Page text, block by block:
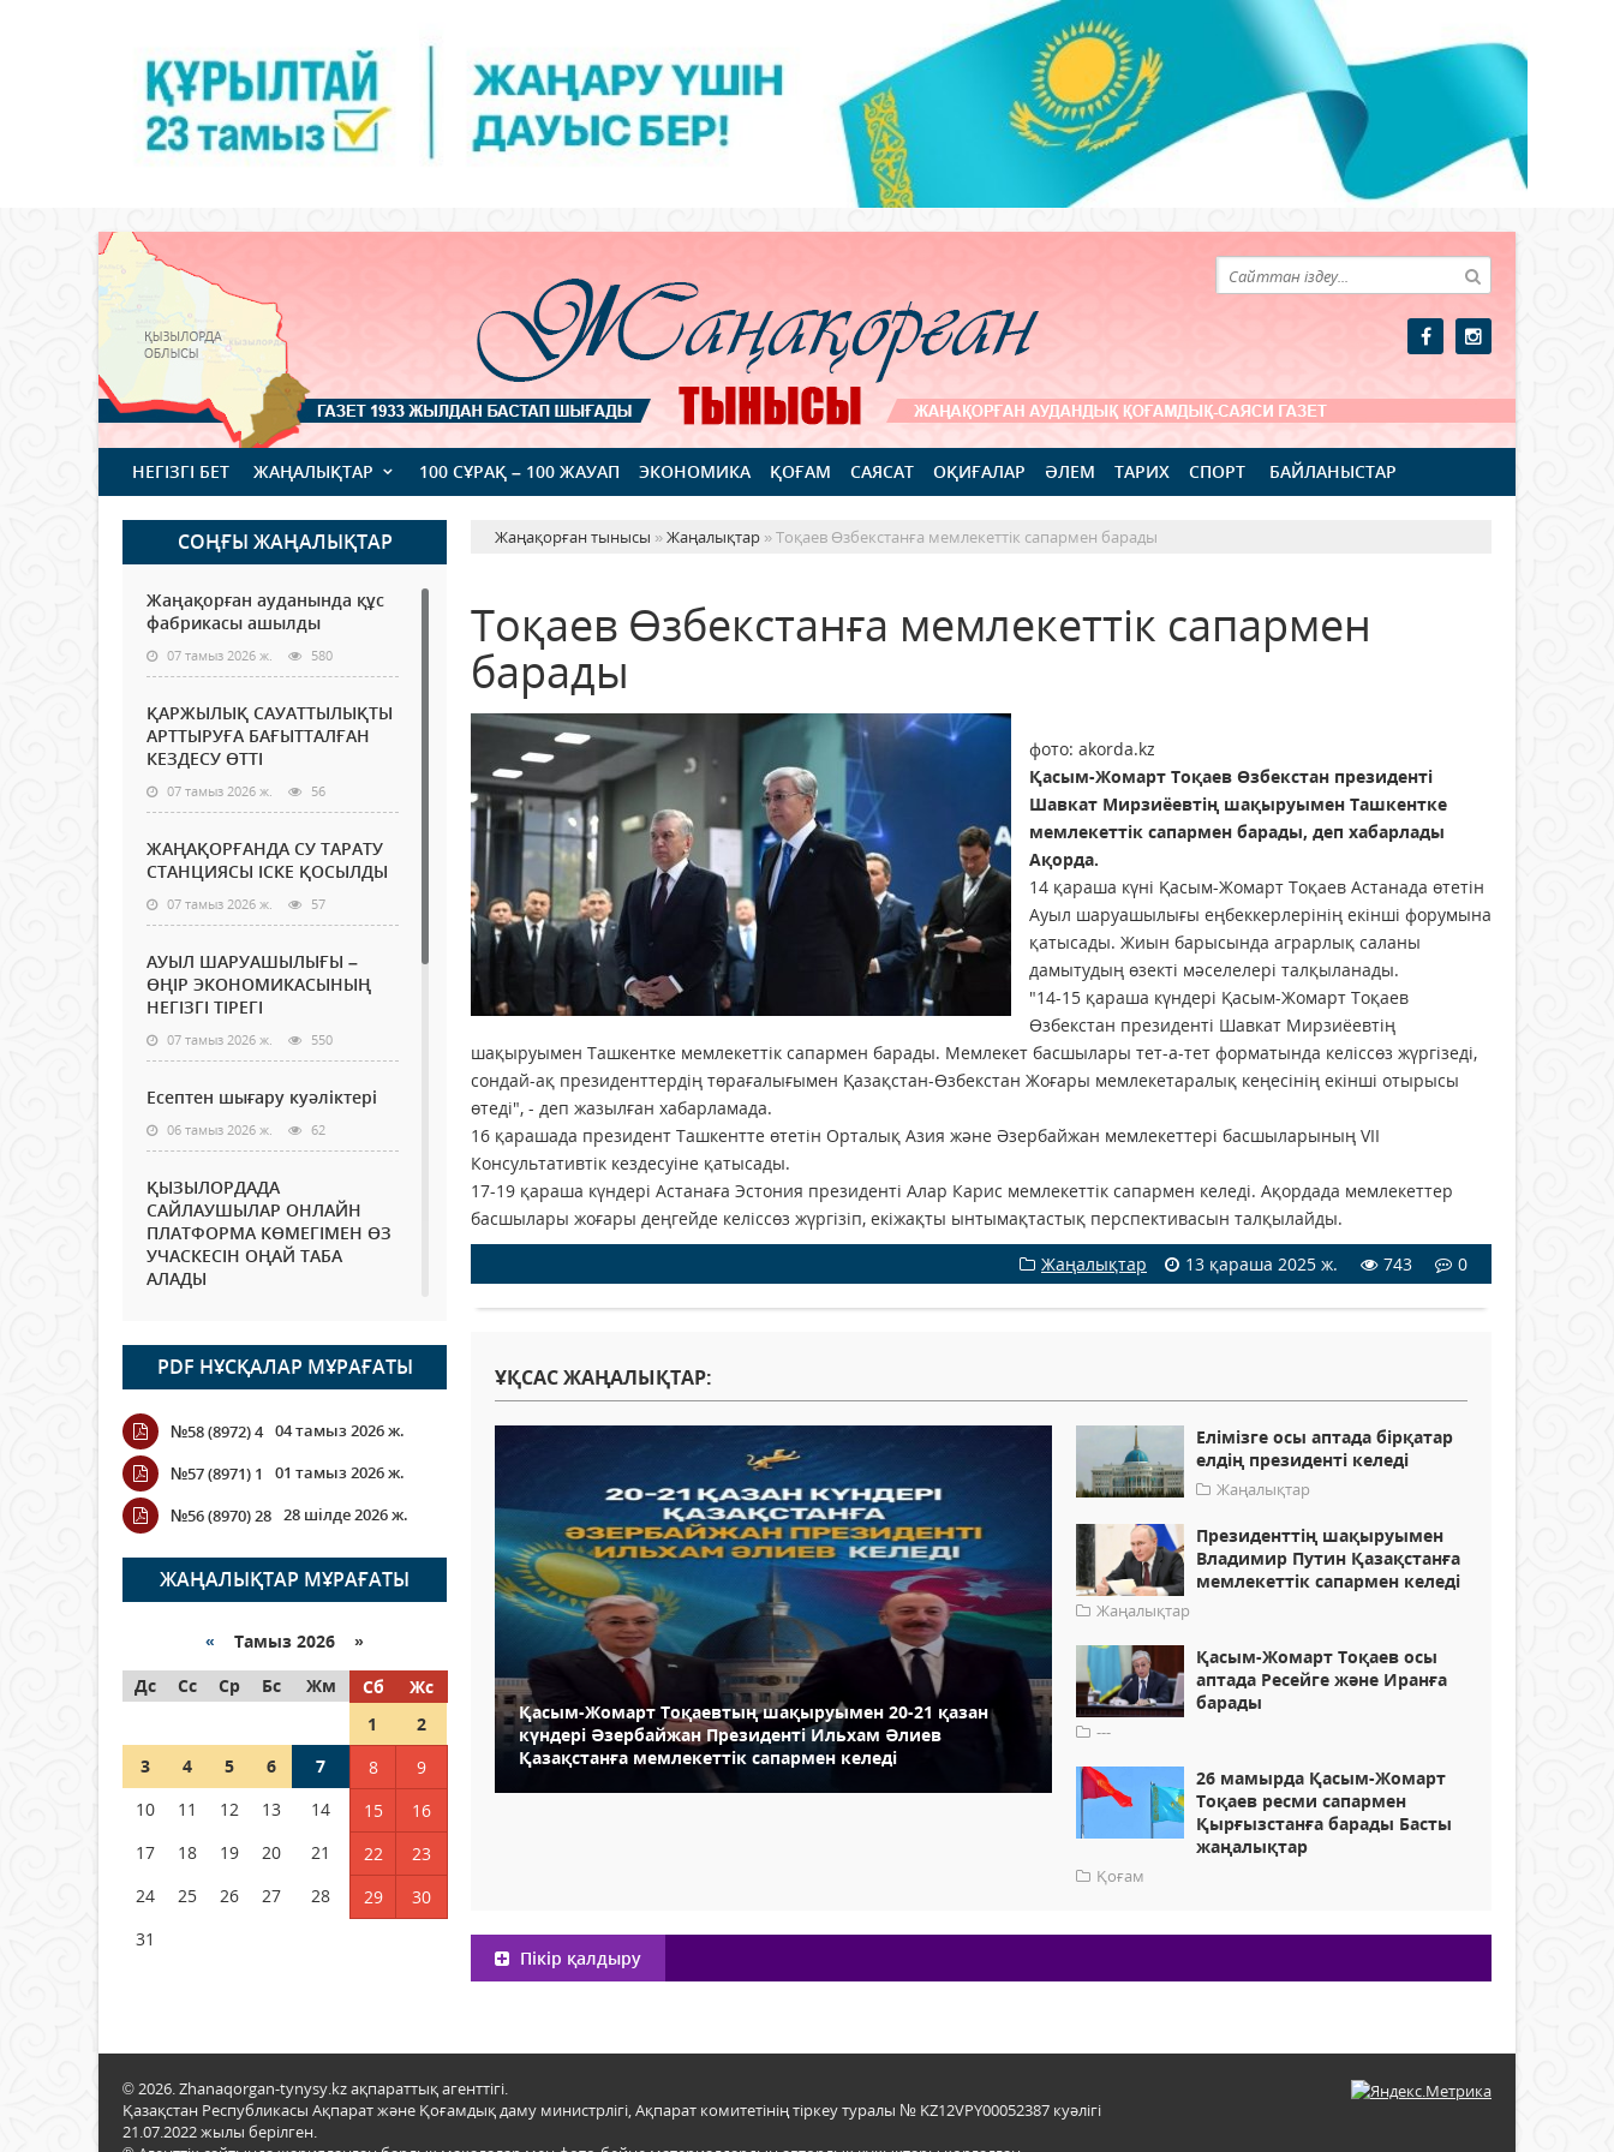
НЕГІЗГІ БЕТ ЖАҢАЛЫҚТАР 100 СҰРАҚ – 100 ЖАУАП ЭКОНОМИКА ҚОҒАМ САЯСАТ ОҚИҒАЛАР ӘЛЕМ ТАРИХ СПОРТ БАЙЛАНЫСТАР
СОҢҒЫ ЖАҢАЛЫҚТАР
Жаңақорған ауданында құс
фабрикасы ашылды
07 тамыз 2026 ж. 580
ҚАРЖЫЛЫҚ САУАТТЫЛЫҚТЫ
АРТТЫРУҒА БАҒЫТТАЛҒАН
КЕЗДЕСУ ӨТТІ
07 тамыз 2026 ж. 56
ЖАҢАҚОРҒАНДА СУ ТАРАТУ
СТАНЦИЯСЫ ІСКЕ ҚОСЫЛДЫ
07 тамыз 2026 ж. 57
АУЫЛ ШАРУАШЫЛЫҒЫ –
ӨҢІР ЭКОНОМИКАСЫНЫҢ
НЕГІЗГІ ТІРЕГІ
07 тамыз 2026 ж. 550
Есептен шығару куәліктері
06 тамыз 2026 ж. 62
ҚЫЗЫЛОРДАДА
САЙЛАУШЫЛАР ОНЛАЙН
ПЛАТФОРМА КӨМЕГІМЕН ӨЗ
УЧАСКЕСІН ОҢАЙ ТАБА
АЛАДЫ
Open Air: Қызылорда
облысы полиция
департаменті 20 мыңнан
астам көрерменнің
қауіпсіздігін қамтамасыз етті
ҚАЛАЙ ӨТЕДІ?
06 тамыз 2026 ж. 254
граждане Казахстана,
находящиеся за рубежом?
05 тамыз 2026 ж. 133
Шетелде жүрген Қазақстан
азаматтары қалай дауыс
бере алады?
PDF НҰСҚАЛАР МҰРАҒАТЫ
№58 (8972) 4 04 тамыз 2026 ж.
№57 (8971) 1
01 тамыз 2026 ж.
№56 (8970) 28 28 шілде 2026 ж.
ЖАҢАЛЫҚТАР МҰРАҒАТЫ
« Тамыз 2026 »
Дс
Сс Ср Бс Жм Сб
Жс
1
2
3
4 5 6 7 8
9
10
11 12 13 14 15
16
17
18 19 20 21 22
23
24
25 26 27 28 29
30
31
Жаңақорған тынысы »Жаңалықтар » Тоқаев Өзбекстанға мемлекеттік сапармен барады
Тоқаев Өзбекстанға мемлекеттік сапармен
барады
фото: akorda.kz
Қасым-Жомарт Тоқаев Өзбекстан президенті
Шавкат Мирзиёевтің шақыруымен Ташкентке
мемлекеттік сапармен барады, деп хабарлады
Ақорда.
14 қараша күні Қасым-Жомарт Тоқаев Астанада өтетін
Ауыл шаруашылығы еңбеккерлерінің екінші форумына
қатысады. Жиын барысында аграрлық саланы
дамытудың өзекті мәселелері талқыланады.
"14-15 қараша күндері Қасым-Жомарт Тоқаев
Өзбекстан президенті Шавкат Мирзиёевтің
шақыруымен Ташкентке мемлекеттік сапармен барады. Мемлекет басшылары тет-а-тет форматында келіссөз жүргізеді,
сондай-ақ президенттердің төрағалығымен Қазақстан-Өзбекстан Жоғары мемлекетаралық кеңесінің екінші отырысы
өтеді", - деп жазылған хабарламада.
16 қарашада президент Ташкентте өтетін Орталық Азия және Әзербайжан мемлекеттері басшыларының VII
Консультативтік кездесуіне қатысады.
17-19 қараша күндері Астанаға Эстония президенті Алар Карис мемлекеттік сапармен келеді. Ақордада мемлекеттер
басшылары жоғары деңгейде келіссөз жүргізіп, екіжақты ынтымақтастық перспективасын талқылайды.
Жаңалықтар
13 қараша 2025 ж. 743 0
ҰҚСАС ЖАҢАЛЫҚТАР:
Қасым-Жомарт Тоқаевтың шақыруымен 20-21 қазан
күндері Әзербайжан Президенті Ильхам Әлиев
Қазақстанға мемлекеттік сапармен келеді
Елімізге осы аптада бірқатар
елдің президенті келеді
Жаңалықтар
Президенттің шақыруымен
Владимир Путин Қазақстанға
мемлекеттік сапармен келеді
Жаңалықтар
Қасым-Жомарт Тоқаев осы
аптада Ресейге және Иранға
барады
---
26 мамырда Қасым-Жомарт
Тоқаев ресми сапармен
Қырғызстанға барады Басты
жаңалықтар
Қоғам
Пікір қалдыру
© 2026. Zhanaqorgan-tynysy.kz ақпараттық агенттігі.
Қазақстан Республикасы Ақпарат және Қоғамдық даму министрлігі, Ақпарат комитетінің тіркеу туралы № KZ12VPY00052387 куәлігі
21.07.2022 жылы берілген.